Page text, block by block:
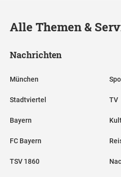
Alle Themen &
Nachrichten
München
Stadtviertel
Bayern
FC Bayern
TSV 1860
TV